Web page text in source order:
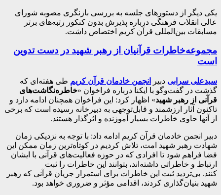
یکی دیگر از دستور‌های جلسه به بررسی بازنگری مصوبه شورای
عالی انقلاب فرهنگی درباره پذیرش بدون کنکور رتبه‌های برتر
مسابقات بین‌المللی قرآن کریم اختصاص داشت.
مجموعه‌‌خاطرات قرآنیان از رهبر شهید در دست تدوین
است
سیدعلی سرابی دبیر انجمن خادمان قرآن کریم طی هفته‌ای که
گذشت در گفت‌و‌گو با ایکنا درباره فراخوان «خاطره‌نگاشت‌های
قرآنی از رهبر شهید» اظهار کرد: این فراخوان همچنان ادامه دارد و
تاکنون آثار ارزشمند و قابل‌توجهی به دبیرخانه رسیده است که برخی
از آنها حاوی خاطرات بسیار آموزنده و اثرگذار هستند.
دبیر انجمن خادمان قرآن کریم ادامه داد: با توجه به نزدیکی زمان
شهادت رهبر شهید امت، تلاش کردیم در کوتاه‌ترین زمان ممکن این
فضا فراهم شود تا افرادی که در حوزه فعالیت‌های قرآنی با ایشان
ارتباط و خاطراتی داشته‌اند، بتوانند این خاطرات را ثبت
کنند. بی‌تردید ثبت این خاطرات برای استمرار جریان قرآنی که رهبر
شهید بنیان‌گذاری کردند، اقدامی مؤثر و ضروری خواهد بود.